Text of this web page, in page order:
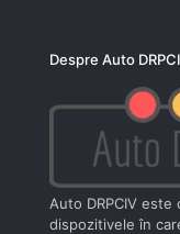
Despre Auto
Auto DRPCIV
dispozitivele în